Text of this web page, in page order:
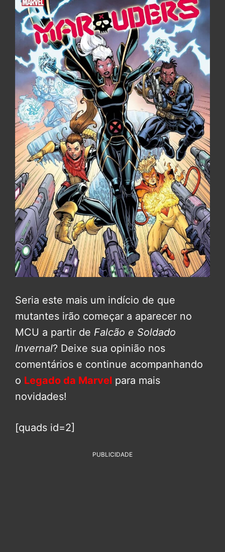
Seria este mais um indício de que
mutantes irão começar a aparecer no
MCU a partir de Falcão e Soldado
Invernal? Deixe sua opinião nos
comentários e continue acompanhando
o Legado da Marvel para mais
novidades!
[quads id=2]
PUBLICIDADE